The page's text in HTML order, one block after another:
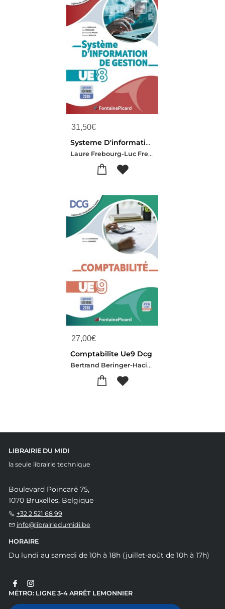
31,50€
Systeme D'information De Gestion, Ue8 Dcg
Laure Frebourg-Luc Frebourg-Bertrand Le Masne-Francois Muller
27,00€
Comptabilite Ue9 Dcg
Bertrand Beringer-Hacine Lammari
LIBRAIRIE DU MIDI
la seule librairie technique
Boulevard Poincaré 75,
1070 Bruxelles, Belgique
+32 2 521 68 99
info@librairiedumidi.be
HORAIRE
Du lundi au samedi de 10h à 18h (juillet-août de 10h à 17h)
MÉTRO: LIGNE 3-4 ARRÊT LEMONNIER